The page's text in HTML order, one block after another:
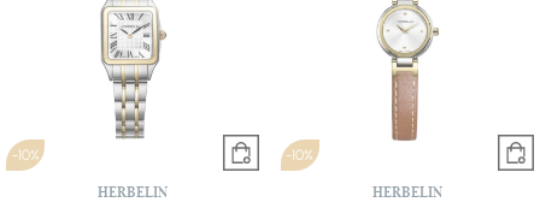
-10%
HERBELIN
-10%
HERBELIN